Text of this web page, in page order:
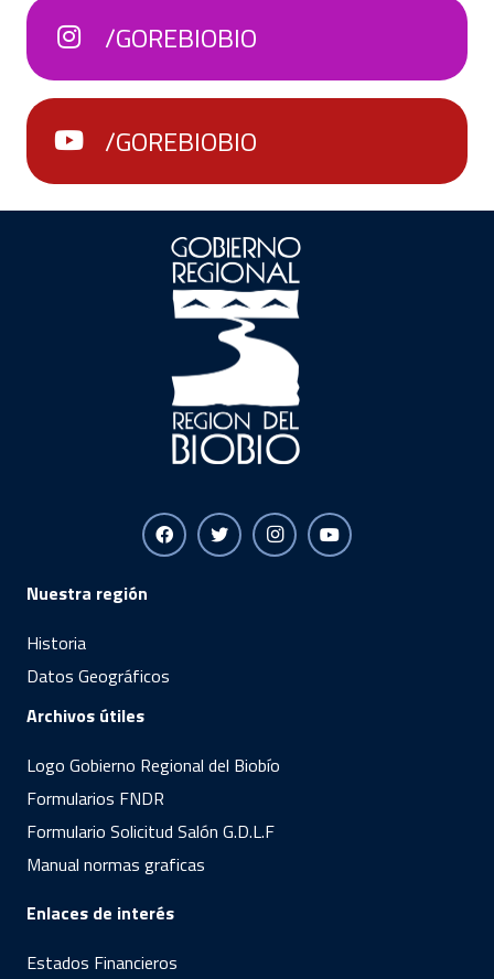
/GOREBIOBIO
/GOREBIOBIO
Nuestra región
Historia
Datos Geográficos
Archivos útiles
Logo Gobierno Regional del Biobío
Formularios FNDR
Formulario Solicitud Salón G.D.L.F
Manual normas graficas
Enlaces de interés
Estados Financieros